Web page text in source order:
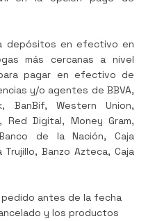
depósitos en efectivo en
más cercanas a nivel
pagar en efectivo de
y/o agentes de BBVA,
BanBif, Western Union,
Red Digital, Money Gram,
de la Nación, Caja
Trujillo, Banzo Azteca, Caja
antes de la fecha
y los productos